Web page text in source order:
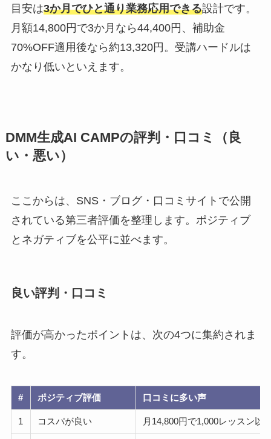
目安は3か月でひと通り業務応用できる設計です。
月額14,800円で3か月なら44,400円、補助金
70%OFF適用後なら約13,320円。受講ハードルは
かなり低いといえます。
DMM生成AI CAMPの評判・口コミ（良
い・悪い）
ここからは、SNS・ブログ・口コミサイトで公開
されている第三者評価を整理します。ポジティブ
とネガティブを公平に並べます。
良い評判・口コミ
評価が高かったポイントは、次の4つに集約されま
す。
# ポジティブ評価 口コミに多い声
1 コスパが良い 月14,800円で1,000レッスン以